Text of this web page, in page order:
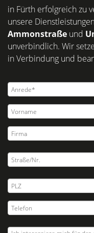
in Fürth erfolgreich zu
unsere
Ammonstraße und
unverbindlich. Wir
in Verbindung und